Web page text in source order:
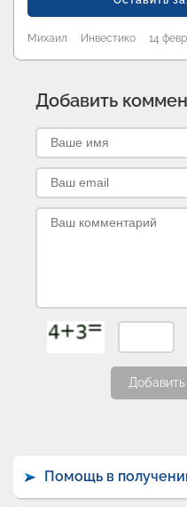
Михаил Инвестико 14
Добавить
Помощь в